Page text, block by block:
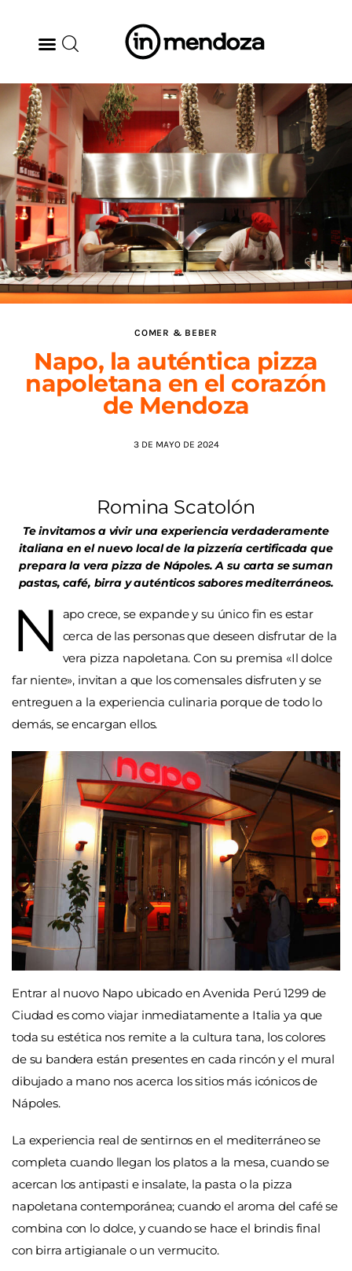
BODEGAS
GASTRONOMÍA
ARTE & CULTURA
MÚSICA
DÓNDE IR
TENDENCIAS
AGENDA
COMER & BEBER
Napo, la auténtica pizza
napoletana en el corazón
de Mendoza
3 DE MAYO DE 2024
Romina Scatolón
Te invitamos a vivir una experiencia verdaderamente
italiana en el nuevo local de la pizzería certificada que
prepara la vera pizza de Nápoles. A su carta se suman
pastas, café, birra y auténticos sabores mediterráneos.
N
apo crece, se expande y su único fin es estar
cerca de las personas que deseen disfrutar de la
vera pizza napoletana. Con su premisa «Il dolce
far niente», invitan a que los comensales disfruten y se
entreguen a la experiencia culinaria porque de todo lo
demás, se encargan ellos.
Entrar al nuovo Napo ubicado en Avenida Perú 1299 de
Ciudad es como viajar inmediatamente a Italia ya que
toda su estética nos remite a la cultura tana, los colores
de su bandera están presentes en cada rincón y el mural
dibujado a mano nos acerca los sitios más icónicos de
Nápoles.
La experiencia real de sentirnos en el mediterráneo se
completa cuando llegan los platos a la mesa, cuando se
acercan los antipasti e insalate, la pasta o la pizza
napoletana contemporánea; cuando el aroma del café se
combina con lo dolce, y cuando se hace el brindis final
con birra artigianale o un vermucito.